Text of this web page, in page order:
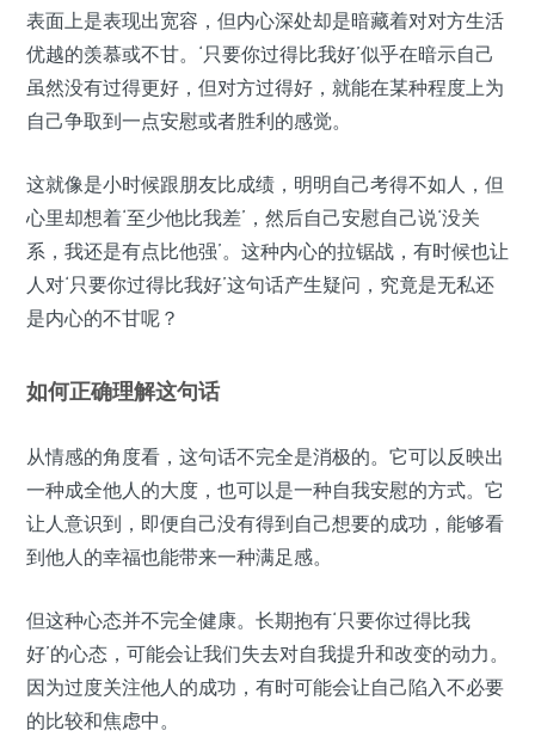
表面上是表现出宽容，但内心深处却是暗藏着对对方生活
优越的羡慕或不甘。‘只要你过得比我好’似乎在暗示自己
虽然没有过得更好，但对方过得好，就能在某种程度上为
自己争取到一点安慰或者胜利的感觉。
这就像是小时候跟朋友比成绩，明明自己考得不如人，但
心里却想着‘至少他比我差’，然后自己安慰自己说‘没关
系，我还是有点比他强’。这种内心的拉锯战，有时候也让
人对‘只要你过得比我好’这句话产生疑问，究竟是无私还
是内心的不甘呢？
如何正确理解这句话
从情感的角度看，这句话不完全是消极的。它可以反映出
一种成全他人的大度，也可以是一种自我安慰的方式。它
让人意识到，即便自己没有得到自己想要的成功，能够看
到他人的幸福也能带来一种满足感。
但这种心态并不完全健康。长期抱有‘只要你过得比我
好’的心态，可能会让我们失去对自我提升和改变的动力。
因为过度关注他人的成功，有时可能会让自己陷入不必要
的比较和焦虑中。